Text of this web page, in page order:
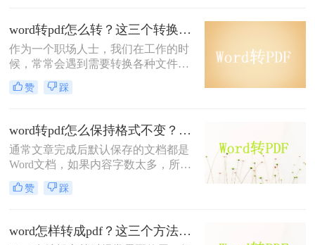
一起看看word如何转换pdf格式吧。word转pdf怎么转？这三个转换方法赶紧收藏起来！
作为一个职场人士，我们在工作的时
候，常常会遇到需要转换各种文件格
式的要求，而其中比较常见的就是
Word文档格式和PDF文档格式，有时
要对文档进行格式的转换，像Word转
换为PDF格式以后，不仅阅读起来方
便，安全性高，而其兼容性也比较
强，可以在多种设备进行传送，那么
Word转PDF怎么转呢，今天我为大家
整理了三种方法，有需要的小伙伴们
赞 踩
word转pdf怎么保持格式不变？这五个方法了解一下！
通常文章完成后默认保存的文档都是
Word文档，如果内容字数太多，所占
用的内存也会很大，这会不方便地发
送或保存，因此很多人都会习惯将
输，还能提高文件内容的安全性。你
们知道word转pdf怎么保持格式不变
赞 踩
word怎样转成pdf？这三个方法让你搞定转换难题！